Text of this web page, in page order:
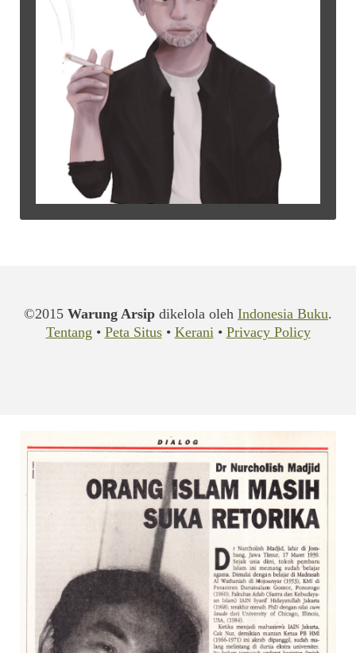
©2015 Warung Arsip dikelola oleh Indonesia Buku.
Tentang • Peta Situs• Kerani• Privacy Policy